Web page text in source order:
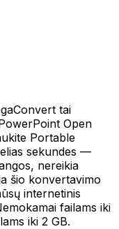
tai
Open
Portable
sekundes —
nereikia
šio konvertavimo
internetinis
failams iki
iki 2 GB.